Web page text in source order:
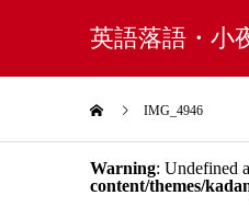
英語落語・小
IMG_4946
Warning: Undefined
content/themes/